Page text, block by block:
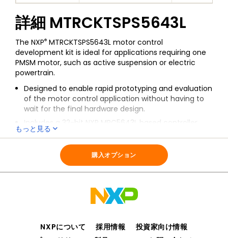
詳細 MTRCKTSPS5643L
The NXP® MTRCKTSPS5643L motor control
development kit is ideal for applications requiring one
PMSM motor, such as active suspension or electric
powertrain.
Designed to enable rapid prototyping and evaluation
of the motor control application without having to
wait for the final hardware design.
Includes a 32-bit NXP MPC5643L based controller
board and the 3-phase low-voltage power stage
Application software that provides a complete
reference implementation of the PMSM motor
Automotive Math and Motor Control Library Set.
もっと見る
MTRCKTSPS5643L
購入オプション
NXPについて 採用情報
投資家向け情報